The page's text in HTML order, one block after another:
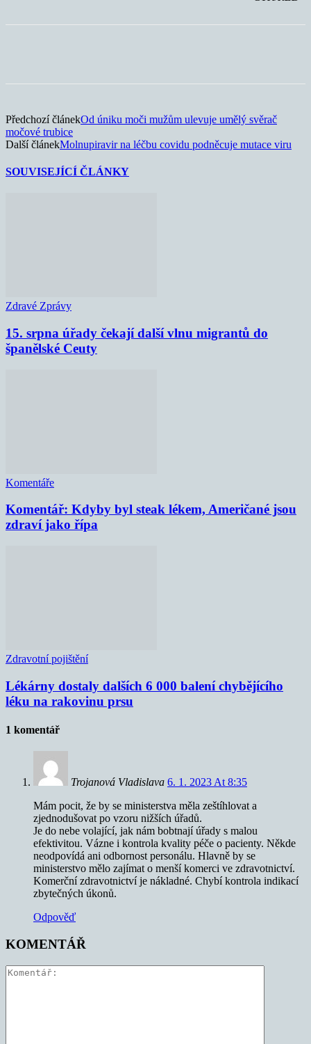
Předchozí článekOd úniku moči mužům ulevuje umělý svěrač
močové trubice
Další článekMolnupiravir na léčbu covidu podněcuje mutace viru
SOUVISEJÍCÍ ČLÁNKY
Zdravé Zprávy
15. srpna úřady čekají další vlnu migrantů do
španělské Ceuty
Komentáře
Komentář: Kdyby byl steak lékem, Američané jsou
zdraví jako řípa
Zdravotní pojištění
Lékárny dostaly dalších 6 000 balení chybějícího
léku na rakovinu prsu
1 komentář
Trojanová Vladislava 6. 1. 2023 At 8:35
Mám pocit, že by se ministerstva měla zeštíhlovat a
zjednodušovat po vzoru nižších úřadů.
Je do nebe volající, jak nám bobtnají úřady s malou
efektivitou. Vázne i kontrola kvality péče o pacienty. Někde
neodpovídá ani odbornost personálu. Hlavně by se
ministerstvo mělo zajímat o menší komerci ve zdravotnictví.
Komerční zdravotnictví je nákladné. Chybí kontrola indikací
zbytečných úkonů.
Odpověď
KOMENTÁŘ